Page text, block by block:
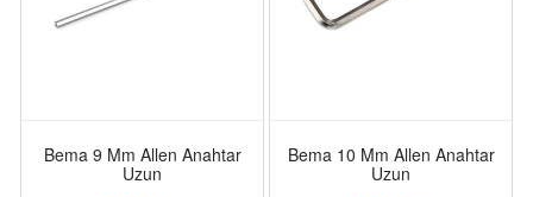
Bema 9 Mm Allen Anahtar
Uzun
Bema 10 Mm Allen Anahtar
Uzun